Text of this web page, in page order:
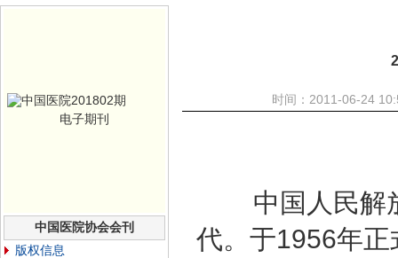
电子期刊
中国医院协会会刊
版权信息
时间：2011-06-24
中国人民解放
代。于1956年